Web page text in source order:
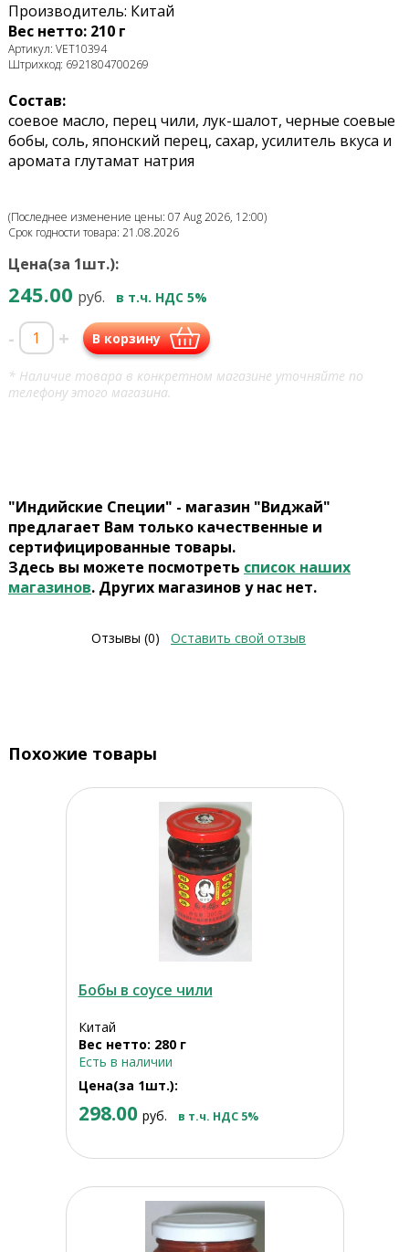
Производитель: Китай
Вес нетто: 210 г
Артикул: VET10394
Штрихкод: 6921804700269
Состав:
соевое масло, перец чили, лук-шалот, черные соевые
бобы, соль, японский перец, сахар, усилитель вкуса и
аромата глутамат натрия
(Последнее изменение цены: 07 Aug 2026, 12:00)
Срок годности товара: 21.08.2026
Цена(за 1шт.):
245.00 руб. в т.ч. НДС 5%
- + В корзину
* Наличие товара в конкретном магазине уточняйте по
телефону этого магазина.
"Индийские Специи" - магазин "Виджай"
предлагает Вам только качественные и
сертифицированные товары.
Здесь вы можете посмотреть список наших
магазинов. Других магазинов у нас нет.
Отзывы (0) Оставить свой отзыв
Похожие товары
Бобы в соусе чили
Китай
Вес нетто: 280 г
Есть в наличии
Цена(за 1шт.):
298.00 руб. в т.ч. НДС 5%